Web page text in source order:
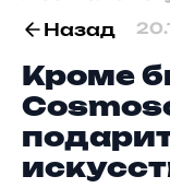
Назад
Кроме